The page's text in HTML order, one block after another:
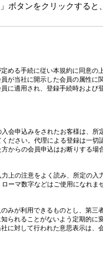
ボタンをクリックする